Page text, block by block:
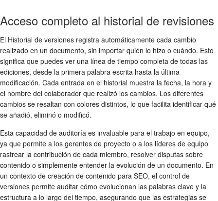
Acceso completo al historial de revisiones
El Historial de versiones registra automáticamente cada cambio
realizado en un documento, sin importar quién lo hizo o cuándo. Esto
significa que puedes ver una línea de tiempo completa de todas las
ediciones, desde la primera palabra escrita hasta la última
modificación. Cada entrada en el historial muestra la fecha, la hora y
el nombre del colaborador que realizó los cambios. Los diferentes
cambios se resaltan con colores distintos, lo que facilita identificar qué
se añadió, eliminó o modificó.
Esta capacidad de auditoría es invaluable para el trabajo en equipo,
ya que permite a los gerentes de proyecto o a los líderes de equipo
rastrear la contribución de cada miembro, resolver disputas sobre
contenido o simplemente entender la evolución de un documento. En
un contexto de creación de contenido para SEO, el control de
versiones permite auditar cómo evolucionan las palabras clave y la
estructura a lo largo del tiempo, asegurando que las estrategias se